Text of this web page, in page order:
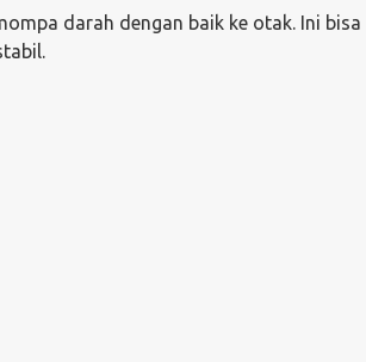
darah dengan baik ke otak. Ini bisa